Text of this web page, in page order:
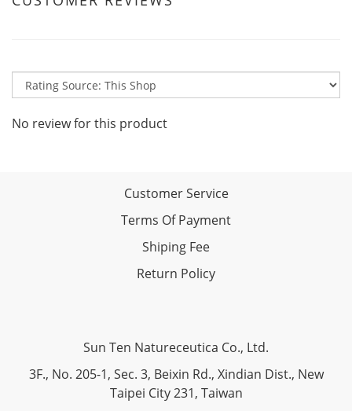
No review for this product
Customer Service
Terms Of Payment
Shiping Fee
Return Policy
Sun Ten Natureceutica Co., Ltd.
3F., No. 205-1, Sec. 3, Beixin Rd., Xindian Dist., New
Taipei City 231, Taiwan